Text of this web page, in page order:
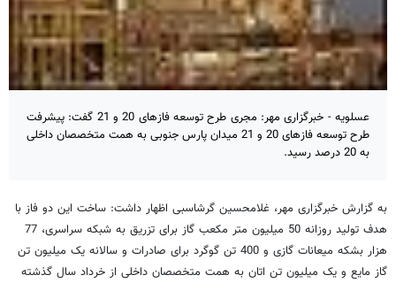
عسلویه - خبرگزاری مهر: مجری طرح توسعه فازهای 20 و 21 گفت: پیشرفت
طرح توسعه فازهای 20 و 21 میدان پارس جنوبی به همت متخصصان داخلی
به 20 درصد رسید.
به گزارش خبرگزاری مهر، غلامحسین گرشاسبی اظهار داشت: ساخت این دو فاز با
هدف تولید روزانه 50 میلیون متر مکعب گاز برای تزریق به شبکه سراسری، 77
هزار بشکه میعانات گازی و 400 تن گوگرد برای صادرات و سالانه یک میلیون تن
گاز مایع و یک میلیون تن اتان به همت متخصصان داخلی از خرداد سال گذشته